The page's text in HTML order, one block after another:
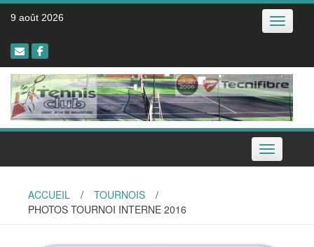
Skip
9 août 2026 Toggle
Toggle
ACCUEIL / TOURNOIS
/
PHOTOS TOURNOI INTERNE 2016